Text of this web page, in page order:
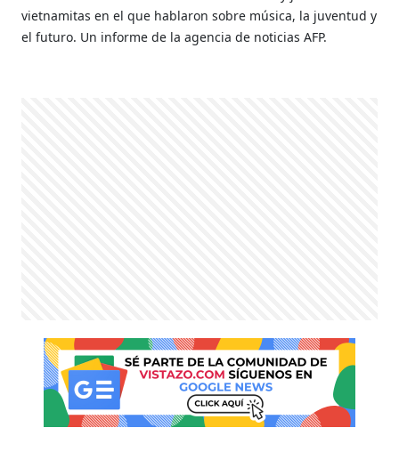
vietnamitas en el que hablaron sobre música, la juventud y
el futuro. Un informe de la agencia de noticias AFP.